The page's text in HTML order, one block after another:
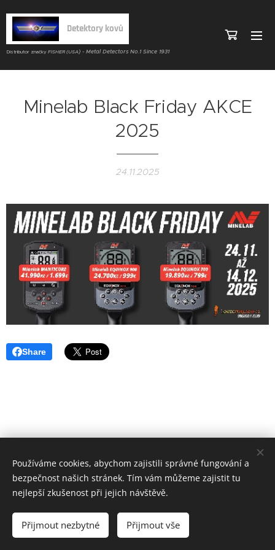
Detektory kovů
Distributor značky FISHER (USA) - Metal Detectors No.1 Since 1931
Minelab Black Friday AKCE
2025
24.11.2025
Share
Vytvořeno službou Cookies
Používáme cookies, abychom zajistili správné fungování a
bezpečnost našich stránek. Tím vám můžeme zajistit tu
nejlepší zkušenost při jejich návštěvě.
Přijmout nezbytné Přijmout vše